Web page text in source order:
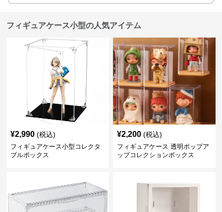
フィギュアケース小型の人気アイテム
¥2,990 (税込)
フィギュアケース小型コレクタ
ブルボックス
¥2,200 (税込)
フィギュアケース 透明ポップア
ップコレクションボックス